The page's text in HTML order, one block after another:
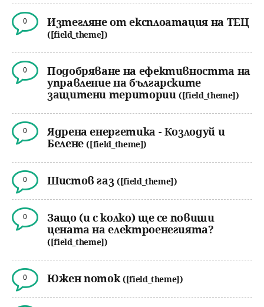
0 Изтегляне от експлоатация на ТЕЦ
([field_theme])
0
Подобряване на ефективността на
управление на българските
защитени територии([field_theme])
0
Ядрена енергетика - Козлодуй и
Белене([field_theme])
0 Шистов газ([field_theme])
0
Защо (и с колко) ще се повиши
цената на електроенегията?
([field_theme])
0 Южен поток([field_theme])